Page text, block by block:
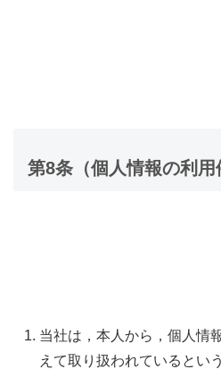
第8条（個人情報の利用
当社は，本人から，個人情
えて取り扱われているとい